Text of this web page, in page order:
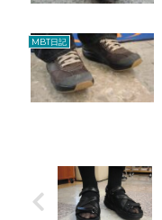
MBT日記